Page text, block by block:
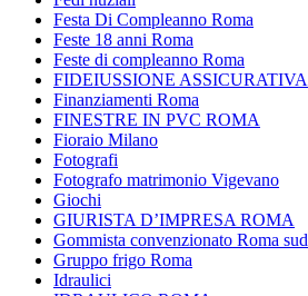
Festa Di Compleanno Roma
Feste 18 anni Roma
Feste di compleanno Roma
FIDEIUSSIONE ASSICURATIVA
Finanziamenti Roma
FINESTRE IN PVC ROMA
Fioraio Milano
Fotografi
Fotografo matrimonio Vigevano
Giochi
GIURISTA D’IMPRESA ROMA
Gommista convenzionato Roma sud
Gruppo frigo Roma
Idraulici